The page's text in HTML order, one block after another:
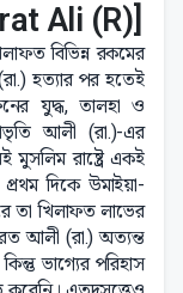
Ali (R)]
বিভিন্ন রকমের
হত্যার পর হতেই
যুদ্ধ, তালহা ও
আলী (রা.)-এর
মুসলিম রাষ্ট্রে একই
দিকে উমাইয়া-
তা খিলাফত লাভের
আলী (রা.) অত্যন্ত
ভাগ্যের পরিহাস